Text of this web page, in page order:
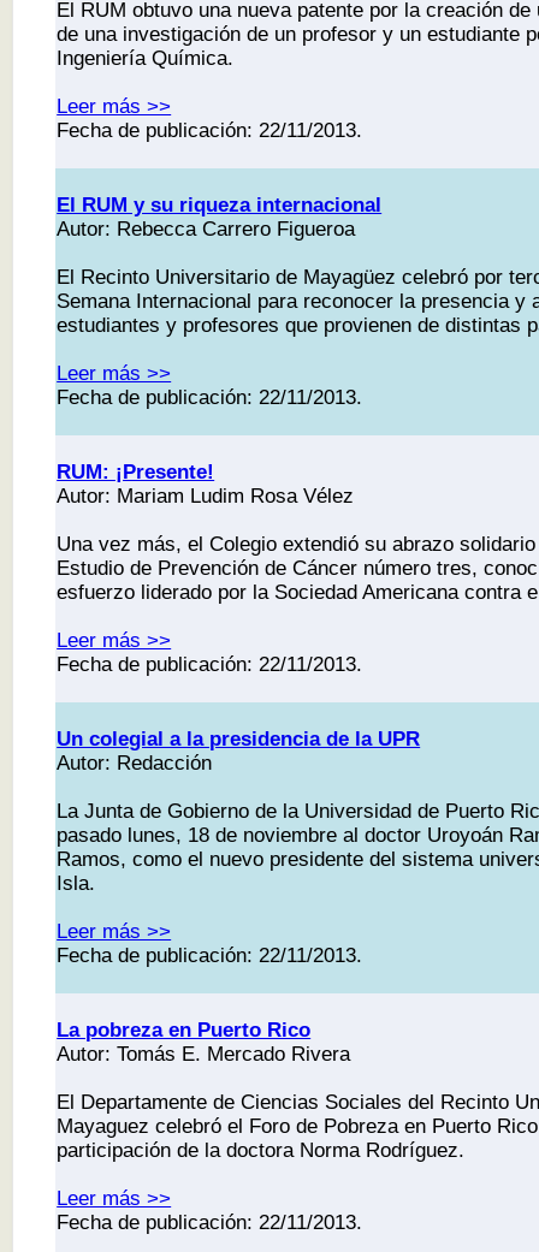
El RUM obtuvo una nueva patente por la creación
de una investigación de un profesor y un estudiante
Ingeniería Química.
Leer más >>
Fecha de publicación: 22/11/2013.
El RUM y su riqueza internacional
Autor: Rebecca Carrero Figueroa
El Recinto Universitario de Mayagüez celebró por
Semana Internacional para reconocer la presencia y
estudiantes y profesores que provienen de distintas
Leer más >>
Fecha de publicación: 22/11/2013.
RUM: ¡Presente!
Autor: Mariam Ludim Rosa Vélez
Una vez más, el Colegio extendió su abrazo
Estudio de Prevención de Cáncer número tres,
esfuerzo liderado por la Sociedad Americana contra
Leer más >>
Fecha de publicación: 22/11/2013.
Un colegial a la presidencia de la UPR
Autor: Redacción
La Junta de Gobierno de la Universidad de Puerto
pasado lunes, 18 de noviembre al doctor Uroyoán
Ramos, como el nuevo presidente del sistema
Isla.
Leer más >>
Fecha de publicación: 22/11/2013.
La pobreza en Puerto Rico
Autor: Tomás E. Mercado Rivera
El Departamente de Ciencias Sociales del Recinto
Mayaguez celebró el Foro de Pobreza en Puerto
participación de la doctora Norma Rodríguez.
Leer más >>
Fecha de publicación: 22/11/2013.